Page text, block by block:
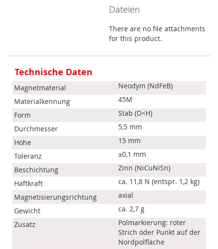
Dateien
There are no file attachments
for this product.
Informationen
Technische Daten
Magnetmaterial
Neodym (NdFeB)
Materialkennung
45M
Form
Stab (D<H)
Durchmesser
5,5 mm
Höhe
15 mm
Toleranz
±0,1 mm
Beschichtung
Zinn (NiCuNiSn)
Haftkraft
ca. 11,8 N (entspr. 1,2 kg)
Magnetisierungsrichtung
axial
Gewicht
ca. 2,7 g
Zusatz
Polmarkierung: roter
Strich oder Punkt auf der
Nordpolfläche